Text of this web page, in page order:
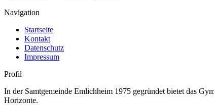
Navigation
Startseite
Kontakt
Datenschutz
Impressum
Profil
In der Samtgemeinde Emlichheim 1975 gegründet bietet das
Horizonte.